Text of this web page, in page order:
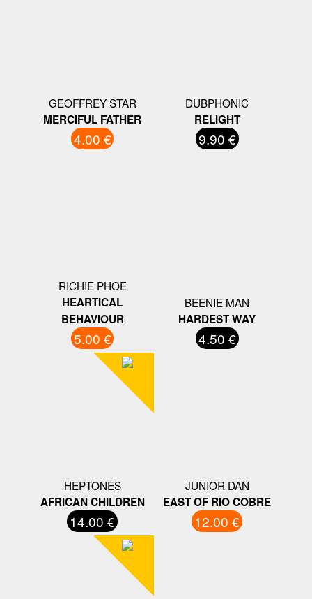
GEOFFREY STAR
MERCIFUL FATHER
4.00 €
DUBPHONIC
RELIGHT
9.90 €
RICHIE PHOE
HEARTICAL
BEHAVIOUR
5.00 €
BEENIE MAN
HARDEST WAY
4.50 €
HEPTONES
AFRICAN CHILDREN
14.00 €
JUNIOR DAN
EAST OF RIO COBRE
12.00 €